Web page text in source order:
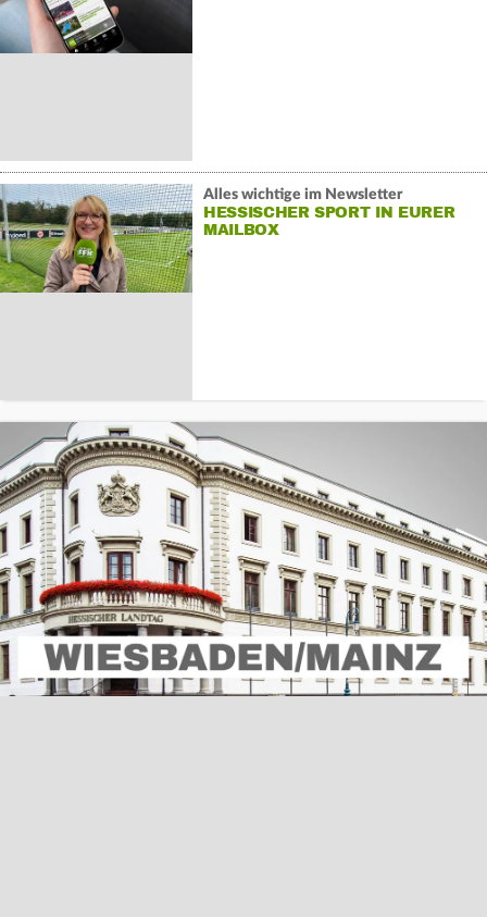
Alles wichtige im Newsletter
HESSISCHER SPORT IN EURER
MAILBOX